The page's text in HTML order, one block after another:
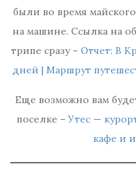
были во время
на машине. Ссылка на
трипе сразу – Отчет: В
дней | Маршрут
Еще возможно вам
поселке –Утес —
кафе и